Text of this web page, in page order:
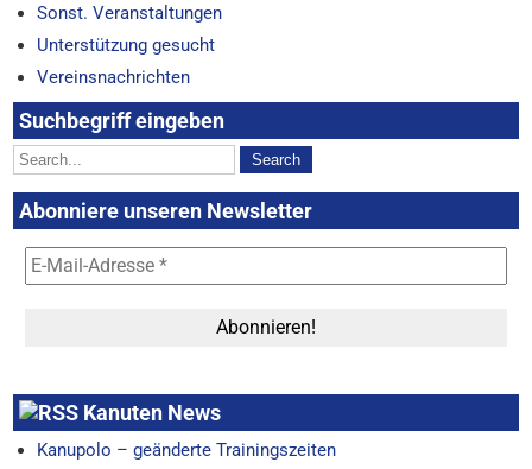
Sonst. Veranstaltungen
Unterstützung gesucht
Vereinsnachrichten
Suchbegriff eingeben
Abonniere unseren Newsletter
Kanuten News
Kanupolo – geänderte Trainingszeiten